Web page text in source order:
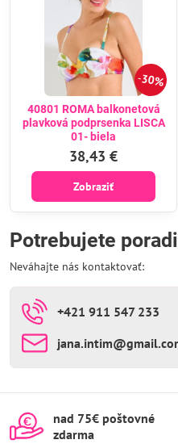
30%
40801 ROMA balkonetová
plavková podprsenka LISCA
01- biela
38,43 €
Zobraziť
Potrebujete
Neváhajte nás kontaktovať:
+421 911 547 233
nad 75€ poštovné
zdarma